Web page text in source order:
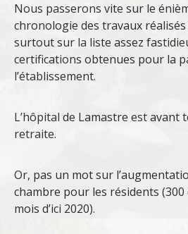
Nous passerons vite sur le
chronologie des travaux
surtout sur la liste assez
certifications obtenues pour la
l’établissement.
L’hôpital de Lamastre est avant
retraite.
Or, pas un mot sur
chambre pour les résidents
mois d’ici 2020).